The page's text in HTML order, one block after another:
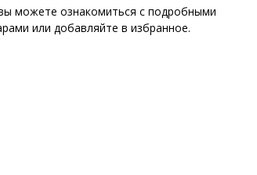
можете ознакомиться с подробными
или добавляйте в избранное.